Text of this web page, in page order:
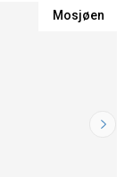
Mosjøen